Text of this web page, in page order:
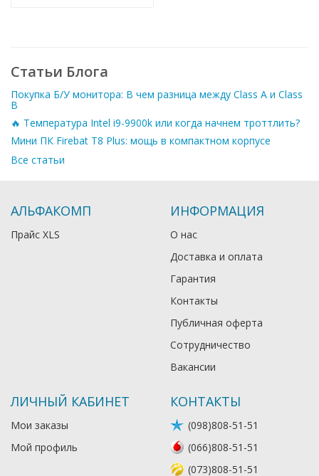
Статьи Блога
Покупка Б/У монитора: В чем разница между Class A и Class
B
🔥 Температура Intel i9-9900k или когда начнем троттлить?
Мини ПК Firebat T8 Plus: мощь в компактном корпусе
Все статьи
АЛЬФАКОМП
Прайс XLS
ИНФОРМАЦИЯ
О нас
Доставка и оплата
Гарантия
Контакты
Публичная оферта
Сотрудничество
Вакансии
ЛИЧНЫЙ КАБИНЕТ
Мои заказы
Мой профиль
КОНТАКТЫ
(098)808-51-51
(066)808-51-51
(073)808-51-51